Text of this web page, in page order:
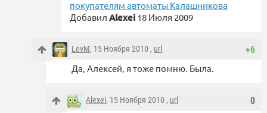
покупателям автоматы Калашникова
Добавил Alexei 18 Июля 2009
+6
LevM, 15 Ноября 2010 , url
Да, Алексей, я тоже помню. Была.
0
Alexei, 15 Ноября 2010 , url